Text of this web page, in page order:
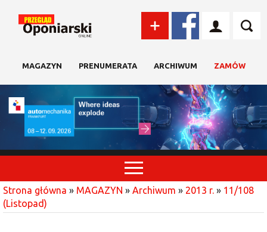
MAGAZYN PRENUMERATA ARCHIWUM ZAMÓW
Strona główna » MAGAZYN » Archiwum » 2013 r. » 11/108
(Listopad)